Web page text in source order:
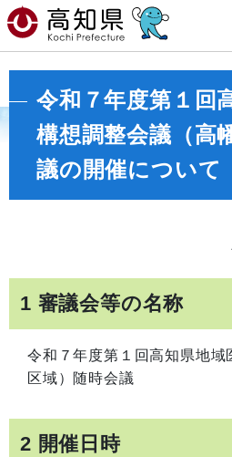
令和７年度第１回
構想調整会議（高
議の開催について
1 審議会等の名称
令和７年度第１回高知県地域
区域）随時会議
2 開催日時